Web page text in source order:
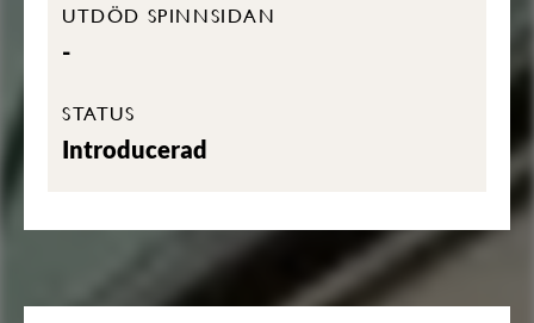
UTDÖD SPINNSIDAN
-
STATUS
Introducerad